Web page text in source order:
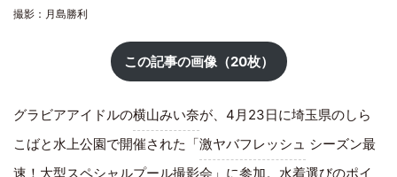
撮影：月島勝利
この記事の画像（20枚）
グラビアアイドルの横山みい奈が、4月23日に埼玉県のしら
こばと水上公園で開催された「激ヤバフレッシュ シーズン最
速！大型スペシャルプール撮影会 」に参加。水着選びのポイ